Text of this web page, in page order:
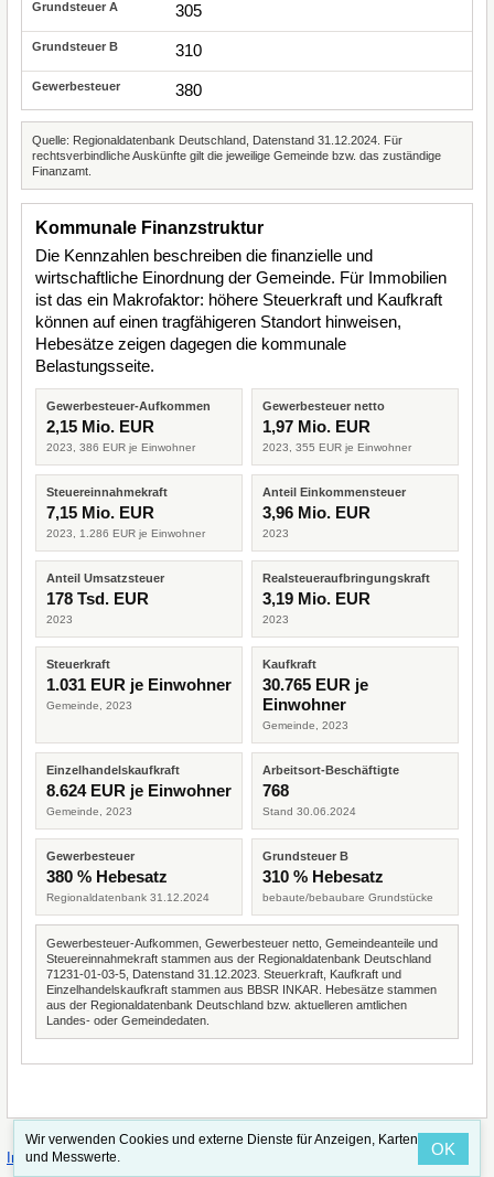
305
310
380
Quelle: Regionaldatenbank Deutschland, Datenstand 31.12.2024. Für
rechtsverbindliche Auskünfte gilt die jeweilige Gemeinde bzw. das zuständige
Finanzamt.
Kommunale Finanzstruktur
Die Kennzahlen beschreiben die finanzielle und
wirtschaftliche Einordnung der Gemeinde. Für Immobilien
ist das ein Makrofaktor: höhere Steuerkraft und Kaufkraft
können auf einen tragfähigeren Standort hinweisen,
Hebesätze zeigen dagegen die kommunale
Belastungsseite.
Gewerbesteuer-Aufkommen
2,15 Mio. EUR
2023, 386 EUR je Einwohner
Gewerbesteuer netto
1,97 Mio. EUR
2023, 355 EUR je Einwohner
Steuereinnahmekraft
7,15 Mio. EUR
2023, 1.286 EUR je Einwohner
Anteil Einkommensteuer
3,96 Mio. EUR
2023
Anteil Umsatzsteuer
178 Tsd. EUR
2023
Realsteueraufbringungskraft
3,19 Mio. EUR
2023
Steuerkraft
1.031 EUR je Einwohner
Gemeinde, 2023
Kaufkraft
30.765 EUR je
Einwohner
Gemeinde, 2023
Einzelhandelskaufkraft
8.624 EUR je Einwohner
Gemeinde, 2023
Arbeitsort-Beschäftigte
768
Stand 30.06.2024
Gewerbesteuer
380 % Hebesatz
Regionaldatenbank 31.12.2024
Grundsteuer B
310 % Hebesatz
bebaute/bebaubare Grundstücke
Gewerbesteuer-Aufkommen, Gewerbesteuer netto, Gemeindeanteile und
Steuereinnahmekraft stammen aus der Regionaldatenbank Deutschland
71231-01-03-5, Datenstand 31.12.2023. Steuerkraft, Kaufkraft und
Einzelhandelskaufkraft stammen aus BBSR INKAR. Hebesätze stammen
aus der Regionaldatenbank Deutschland bzw. aktuelleren amtlichen
Landes- oder Gemeindedaten.
Impressum·Straßenindex
Wir verwenden Cookies und externe Dienste für Anzeigen, Karten
und Messwerte.
OK